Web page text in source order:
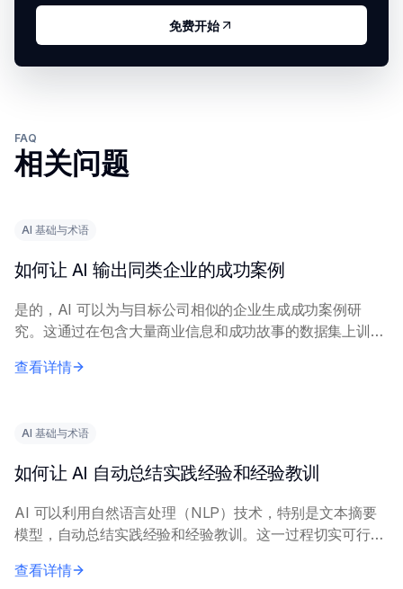
免费开始
FAQ
相关问题
AI 基础与术语
如何让 AI 输出同类企业的成功案例
是的，AI 可以为与目标公司相似的企业生成成功案例研
究。这通过在包含大量商业信息和成功故事的数据集上训练
AI 提供精确的查询内容，包括具体...
查看详情
AI 基础与术语
如何让 AI 自动总结实践经验和经验教训
AI 可以利用自然语言处理（NLP）技术，特别是文本摘要
模型，自动总结实践经验和经验教训。这一过程切实可行，
晰、完整的输入文本。关键技术包括抽取式...
查看详情